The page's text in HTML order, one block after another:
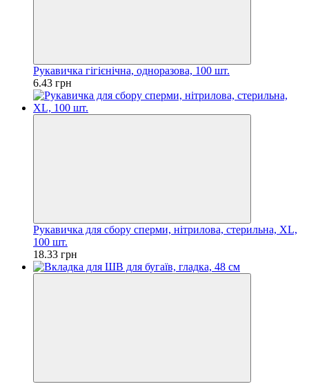
Рукавичка гігієнічна, одноразова, 100 шт.
6.43 грн
Рукавичка для сбору сперми, нітрилова, стерильна, ХL,
100 шт.
18.33 грн